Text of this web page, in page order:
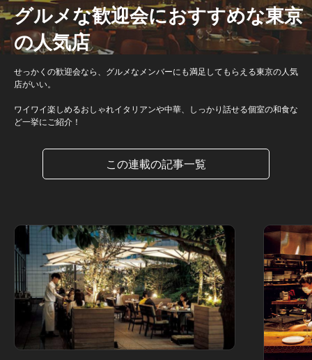
グルメな歓迎会におすすめな東京
の人気店
せっかくの歓迎会なら、グルメなメンバーにも満足してもらえる東京の人気
店がいい。
ワイワイ楽しめるおしゃれイタリアンや中華、しっかり話せる個室の和食な
ど一挙にご紹介！
この連載の記事一覧